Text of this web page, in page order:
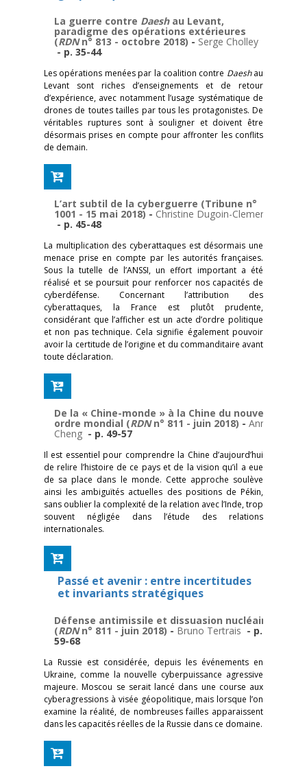
La guerre contre Daeshau Levant,
paradigme des opérations extérieures
(RDNn° 813 - octobre 2018) - Serge Cholley
- p. 35-44
Les opérations menées par la coalition contre Daeshau
Levant sont riches d’enseignements et de retour
d’expérience, avec notamment l’usage systématique de
drones de toutes tailles par tous les protagonistes. De
véritables ruptures sont à souligner et doivent être
désormais prises en compte pour affronter les conflits
de demain.
L’art subtil de la cyberguerre (Tribune n°
1001 - 15 mai 2018) - Christine Dugoin-Clement
- p. 45-48
La multiplication des cyberattaques est désormais une
menace prise en compte par les autorités françaises.
Sous la tutelle de l’ANSSI, un effort important a été
réalisé et se poursuit pour renforcer nos capacités de
cyberdéfense. Concernant l’attribution des
cyberattaques, la France est plutôt prudente,
considérant que l’afficher est un acte d’ordre politique
et non pas technique. Cela signifie également pouvoir
avoir la certitude de l’origine et du commanditaire avant
toute déclaration.
De la « Chine-monde » à la Chine du nouvel
ordre mondial (RDNn° 811 - juin 2018) - Anne
Cheng - p. 49-57
Il est essentiel pour comprendre la Chine d’aujourd’hui
de relire l’histoire de ce pays et de la vision qu’il a eue
de sa place dans le monde. Cette approche soulève
ainsi les ambiguïtés actuelles des positions de Pékin,
sans oublier la complexité de la relation avec l’Inde, trop
souvent négligée dans l’étude des relations
internationales.
Passé et avenir : entre incertitudes
et invariants stratégiques
Défense antimissile et dissuasion nucléaire
(RDNn° 811 - juin 2018) - Bruno Tertrais - p.
59-68
La Russie est considérée, depuis les événements en
Ukraine, comme la nouvelle cyberpuissance agressive
majeure. Moscou se serait lancé dans une course aux
cyberagressions à visée géopolitique, mais lorsque l’on
examine la réalité, de nombreuses failles apparaissent
dans les capacités réelles de la Russie dans ce domaine.